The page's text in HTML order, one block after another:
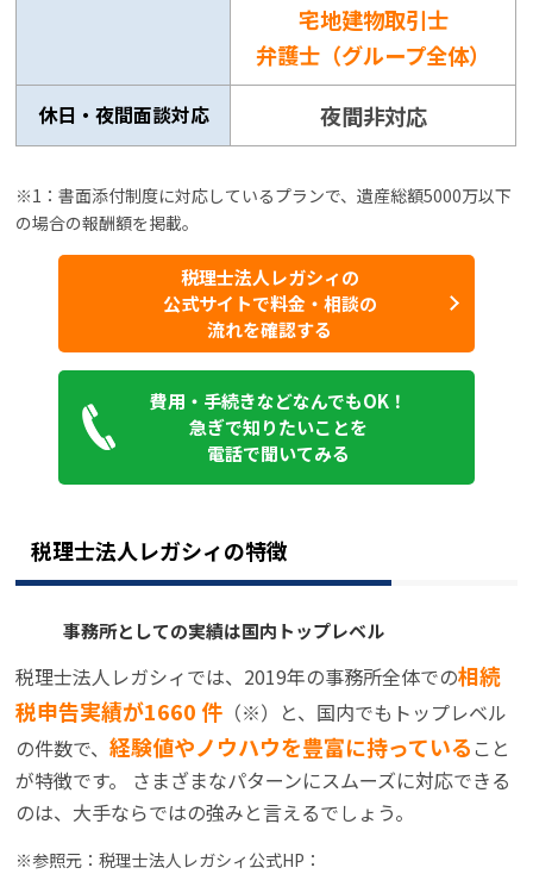
宅地建物取引士
弁護士（グループ全体）
休日・夜間面談対応 夜間非対応
※1：書面添付制度に対応しているプランで、遺産総額5000万以下
の場合の報酬額を掲載。
税理士法人レガシィの
公式サイトで料金・相談の
流れを確認する
費用・手続きなどなんでもOK！
急ぎで知りたいことを
電話で聞いてみる
税理士法人レガシィの特徴
事務所としての実績は国内トップレベル
税理士法人レガシィでは、2019年の事務所全体での相続
税申告実績が1660 件 （※）と、国内でもトップレベル
の件数で、経験値やノウハウを豊富に持っている こと
が特徴です。 さまざまなパターンにスムーズに対応できる
のは、大手ならではの強みと言えるでしょう。
※参照元：税理士法人レガシィ公式HP：